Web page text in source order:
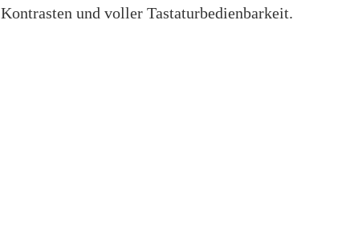
Kontrasten und voller Tastaturbedienbarkeit.